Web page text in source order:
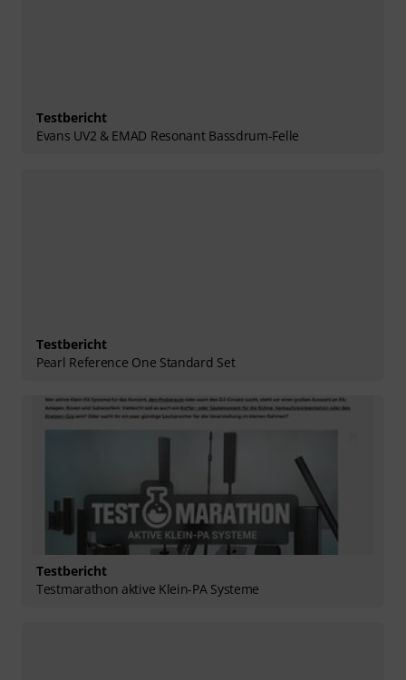
Testbericht
Evans UV2 & EMAD Resonant Bassdrum-Felle
Testbericht
Pearl Reference One Standard Set
Testbericht
Testmarathon aktive Klein-PA Systeme